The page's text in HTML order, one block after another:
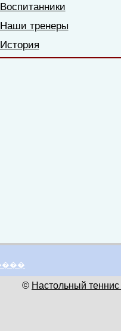
Воспитанники
Наши тренеры
История
© Настольный